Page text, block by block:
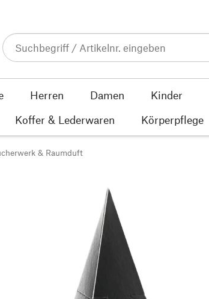
Herren Damen Kinder
Koffer & Lederwaren Körperpflege
& Raumduft